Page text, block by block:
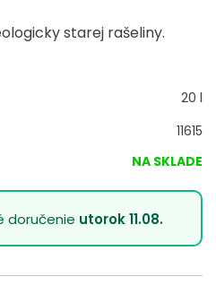
starej rašeliny.
20 l
11615
NA SKLADE
doručenie utorok 11.08.